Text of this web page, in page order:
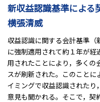
新収益認識基準による
横張清威
収益認識に関する会計基準
に強制適用されて約１年が
用されたことにより，多くの
スが刷新された。このこと
イミングで収益認識されたり
意見も聞かれる。そこで，